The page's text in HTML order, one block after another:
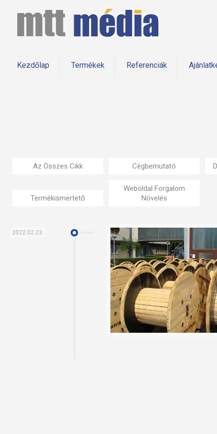
Kezdőlap Termékek Referenciák
Az Összes Cikk Cégbemutató
Termékismertető
Weboldal Forgalom
Növelés
2022.02.23.